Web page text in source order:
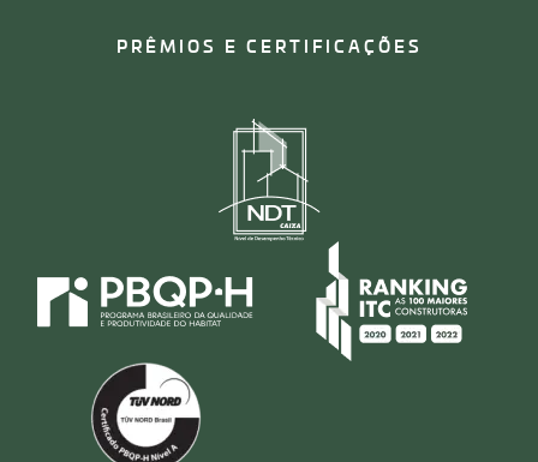
PRÊMIOS E CERTIFICAÇÕES